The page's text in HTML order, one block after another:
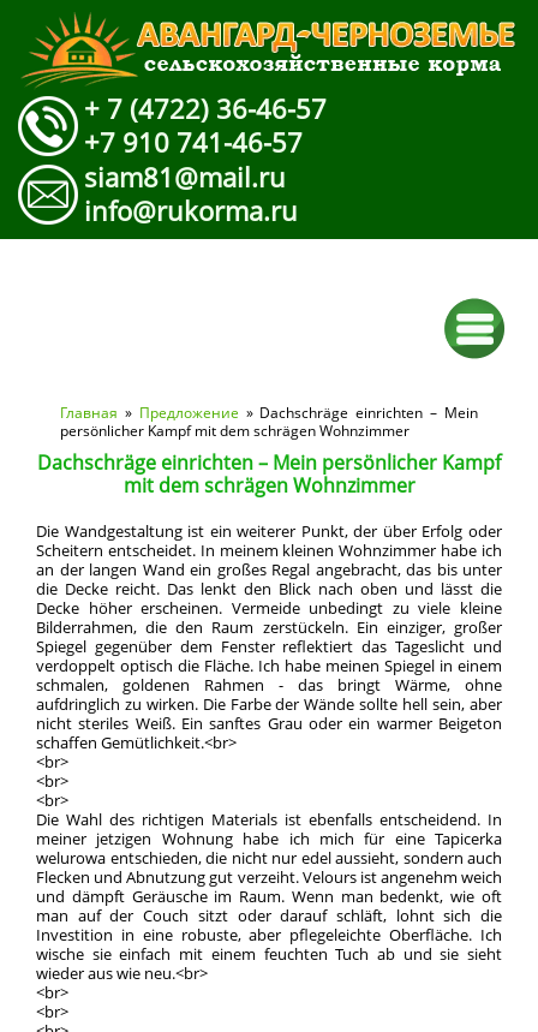
+ 7 (4722) 36-46-57
+7 910 741-46-57
siam81@mail.ru
info@rukorma.ru
Вы здесь
Главная » Предложение » Dachschräge einrichten – Mein
persönlicher Kampf mit dem schrägen Wohnzimmer
Dachschräge einrichten – Mein persönlicher Kampf
mit dem schrägen Wohnzimmer
Die Wandgestaltung ist ein weiterer Punkt, der über Erfolg oder
Scheitern entscheidet. In meinem kleinen Wohnzimmer habe ich
an der langen Wand ein großes Regal angebracht, das bis unter
die Decke reicht. Das lenkt den Blick nach oben und lässt die
Decke höher erscheinen. Vermeide unbedingt zu viele kleine
Bilderrahmen, die den Raum zerstückeln. Ein einziger, großer
Spiegel gegenüber dem Fenster reflektiert das Tageslicht und
verdoppelt optisch die Fläche. Ich habe meinen Spiegel in einem
schmalen, goldenen Rahmen - das bringt Wärme, ohne
aufdringlich zu wirken. Die Farbe der Wände sollte hell sein, aber
nicht steriles Weiß. Ein sanftes Grau oder ein warmer Beigeton
schaffen Gemütlichkeit.<br>
<br>
<br>
<br>
Die Wahl des richtigen Materials ist ebenfalls entscheidend. In
meiner jetzigen Wohnung habe ich mich für eine Tapicerka
welurowa entschieden, die nicht nur edel aussieht, sondern auch
Flecken und Abnutzung gut verzeiht. Velours ist angenehm weich
und dämpft Geräusche im Raum. Wenn man bedenkt, wie oft
man auf der Couch sitzt oder darauf schläft, lohnt sich die
Investition in eine robuste, aber pflegeleichte Oberfläche. Ich
wische sie einfach mit einem feuchten Tuch ab und sie sieht
wieder aus wie neu.<br>
<br>
<br>